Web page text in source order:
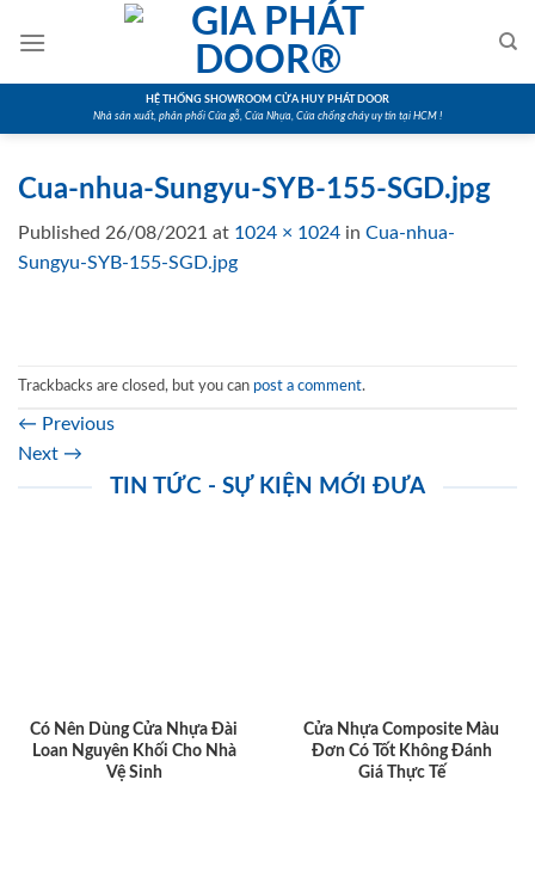
HỆ THỐNG SHOWROOM CỬA HUY PHÁT DOOR
Nhà sản xuất, phân phối Cửa gỗ, Cửa Nhựa, Cửa chống cháy uy tín tại HCM !
Cua-nhua-Sungyu-SYB-155-SGD.jpg
Published 26/08/2021 at 1024 × 1024 in Cua-nhua-
Sungyu-SYB-155-SGD.jpg
Trackbacks are closed, but you can post a comment.
← Previous
Next →
TIN TỨC - SỰ KIỆN MỚI ĐƯA
Có Nên Dùng Cửa Nhựa Đài
Loan Nguyên Khối Cho Nhà
Vệ Sinh
Cửa Nhựa Composite Màu
Đơn Có Tốt Không Đánh
Giá Thực Tế